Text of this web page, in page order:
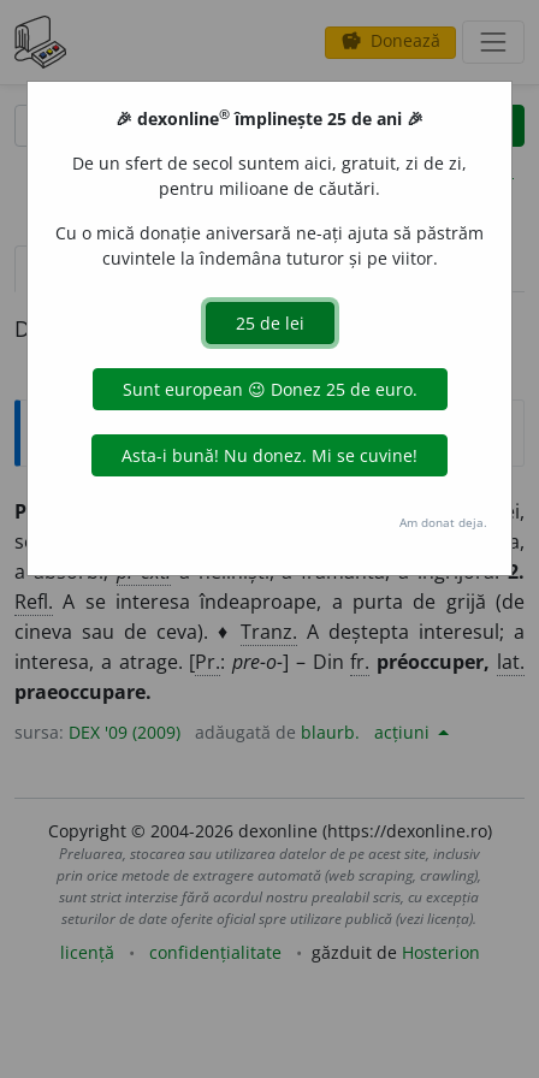
savings Donează
clear
opțiuni
definiții (1) pronunțievolume_up (7)
Definiția cu ID-ul 877490:
Explicative DEX
PREOCUP
(Despre idei,
sentimente etc.) A pune stăpânire pe cineva, a domina,
a absorbi;p. ext.a neliniști, a frământa, a îngrijora.2.
Refl. A se interesa îndeaproape, a purta de grijă (de
cineva sau de ceva). ♦Tranz. A deștepta interesul; a
interesa, a atrage. [Pr.:pre-o-] – Dinfr. préoccuper, lat.
praeoccupare.
sursa: DEX '09 (2009) adăugată de blaurb. acțiuni
Copyright © 2004-2026 dexonline (https://dexonline.ro)
Preluarea, stocarea sau utilizarea datelor de pe acest site, inclusiv
prin orice metode de extragere automată (web scraping, crawling),
sunt strict interzise fără acordul nostru prealabil scris, cu excepția
seturilor de date oferite oficial spre utilizare publică (vezi licența).
licență confidențialitate găzduit de Hosterion
🎉 dexonline® împlinește 25 de ani 🎉
De un sfert de secol suntem aici, gratuit, zi de zi,
pentru milioane de căutări.
Cu o mică donație aniversară ne-ați ajuta să păstrăm
cuvintele la îndemâna tuturor și pe viitor.
Am donat deja.